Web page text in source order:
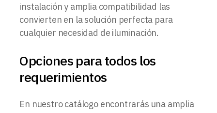
instalación y amplia compatibilidad las
convierten en la solución perfecta para
cualquier necesidad de iluminación.
Opciones para todos los
requerimientos
En nuestro catálogo encontrarás una amplia